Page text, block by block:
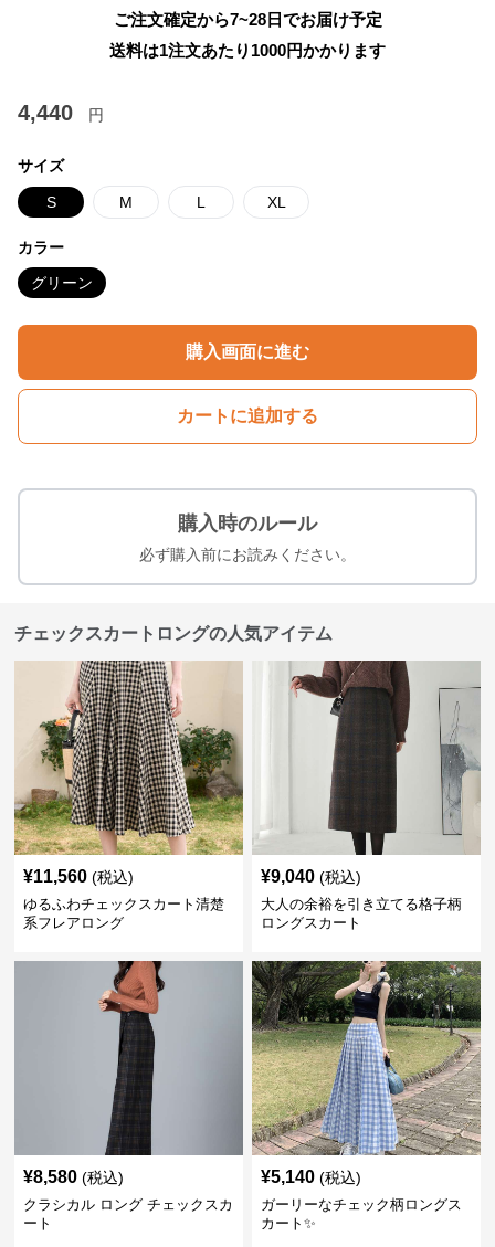
ご注文確定から7~28日でお届け予定
送料は1注文あたり 1000円かかります
4,440 円
サイズ
S M L XL
カラー
グリーン
購入画面に進む
カートに追加する
購入時のルール
必ず購入前にお読みください。
チェックスカートロングの人気アイテム
¥11,560 (税込)
ゆるふわチェックスカート清楚
系フレアロング
¥9,040 (税込)
大人の余裕を引き立てる格子柄
ロングスカート
¥8,580 (税込)
クラシカル ロング チェックスカ
ート
¥5,140 (税込)
ガーリーなチェック柄ロングス
カート✨